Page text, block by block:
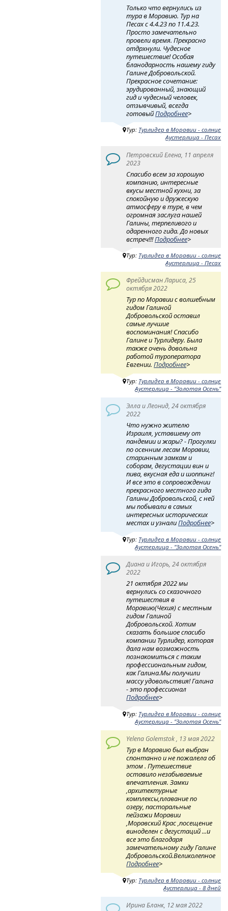
Только что вернулись из
тура в Моравию. Тур на
Песах с 4.4.23 по 11.4.23.
Просто замечательно
провели время. Прекрасно
отдрхнули. Чудесное
путешествие! Особая
бланодарность нашему гиду
Галине Добровольской.
Прекрасное сочетание:
эрудированный, знающий
гид и чудесный человек,
отзывчивый, всегда
готовыйПодробнее>
Тур: Турлидер в Моравии - солнце
Аустерлица - Песах
Петровский Елена, 11 апреля
2023
Спасибо всем за хорошую
компанию, интересные
вкусы местной кухни, за
спокойную и дружескую
атмосферу в туре, в чем
огромная заслуга нашей
Галины, терпеливого и
одаренного гида. До новых
встреч!!!Подробнее>
Тур: Турлидер в Моравии - солнце
Аустерлица - Песах
Фрейдисман Лариса, 25
октября 2022
Тур по Моравии с волшебным
гидом Галиной
Добровольской оставил
самые лучшие
воспоминания! Спасибо
Галине и Турлидеру. Была
также очень довольна
работой туроператора
Евгении.Подробнее>
Тур: Турлидер в Моравии - солнце
Аустерлица - "Золотая Осень"
Элла и Леонид, 24 октября
2022
Что нужно жителю
Израиля, уставшему от
пандемии и жары? - Прогулки
по осенним лесам Моравии,
старинным замкам и
соборам, дегустации вин и
пива, вкусная еда и шоппинг!
И все это в сопровождении
прекрасного местного гида
Галины Добровольской, с ней
мы побывали в самых
интересных исторических
местах и узналиПодробнее>
Тур: Турлидер в Моравии - солнце
Аустерлица - "Золотая Осень"
Диана и Игорь, 24 октября
2022
21 октября 2022 мы
вернулись со сказочного
путешествия в
Моравию(Чехия) с местным
гидом Галиной
Добровольской. Хотим
сказать большое спасибо
компании Турлидер, которая
дала нам возможность
познакомиться с таким
профессиональным гидом,
как Галина.Мы получили
массу удовольствия! Галина
- это профессионал
Подробнее>
Тур: Турлидер в Моравии - солнце
Аустерлица - "Золотая Осень"
Yelena Golemstok , 13 мая 2022
Тур в Моравию был выбран
спонтанно и не пожалела об
этом . Путешествие
оставило незабываемые
впечатления. Замки
,архитектурные
комплексы,плавание по
озеру, пасторальные
пейзажи Моравии
,Моравский Крас ,посещение
виноделен с дегустаций ...и
все это благодаря
замечательному гиду Галине
Добровольской.Великолепное
Подробнее>
Тур: Турлидер в Моравии - солнце
Аустерлица - 8 дней
Ирина Бланк, 12 мая 2022